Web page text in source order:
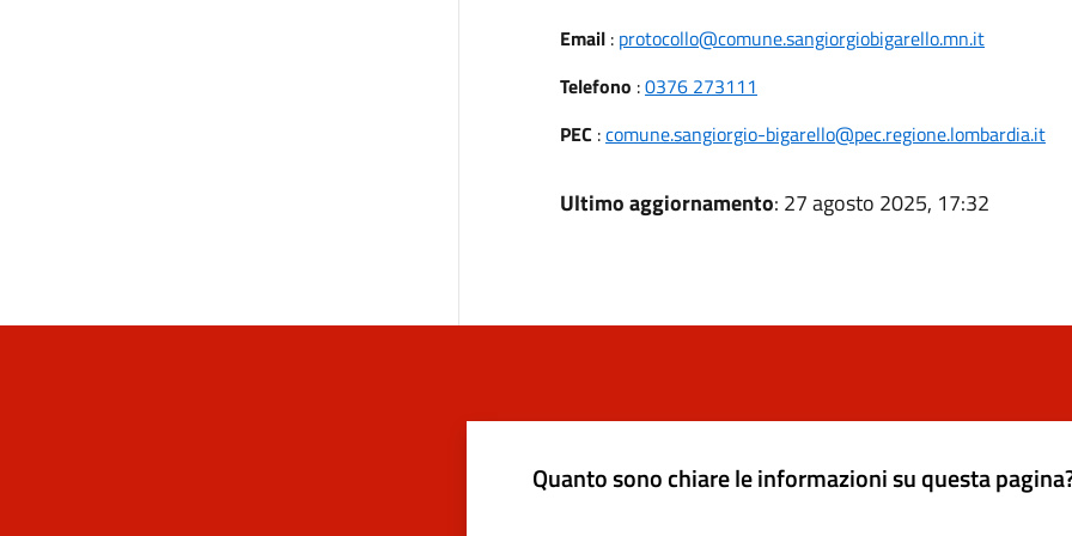
Email: protocollo@comune.sangiorgiobigarello.mn.it
Telefono :0376 273111
PEC :comune.sangiorgio-bigarello@pec.regione.lombardia.it
Ultimo aggiornamento: 27 agosto 2025, 17:32
Quanto sono chiare le informazioni su questa